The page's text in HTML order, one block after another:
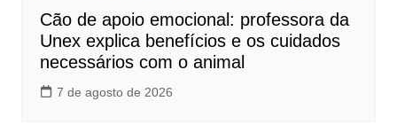
Cão de apoio emocional: professora da
Unex explica benefícios e os cuidados
necessários com o animal
7 de agosto de 2026